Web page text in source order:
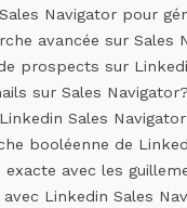
Navigator pour
avancée sur Sales
prospects sur
sur Sales Navigator?
Sales Navigator
booléenne de
avec les
Linkedin Sales